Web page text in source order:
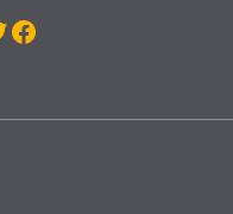
Facebook